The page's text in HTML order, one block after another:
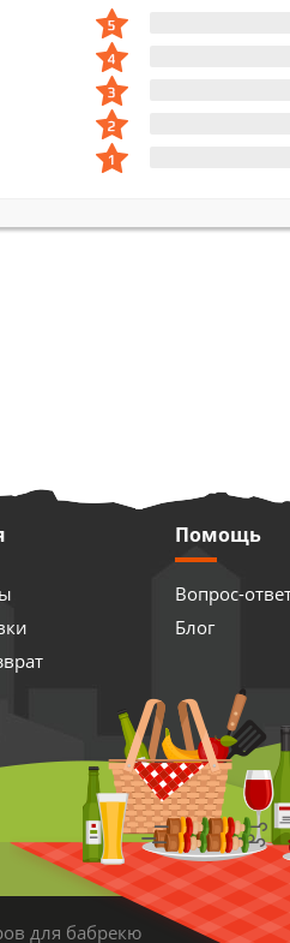
Помощь
Вопрос-
Блог
для бабрекю